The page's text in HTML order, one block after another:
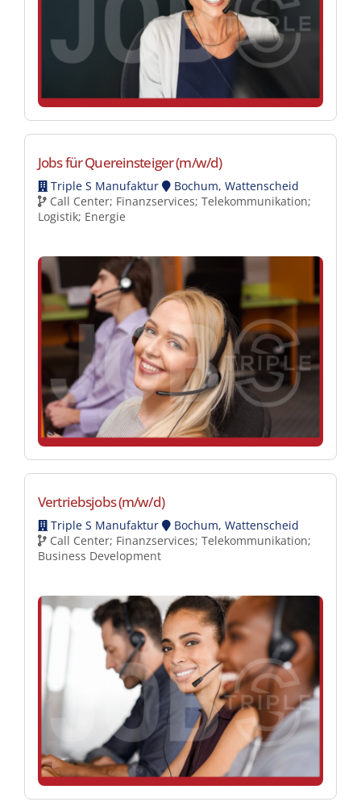
Jobs für Quereinsteiger (m/w/d)
Triple S Manufaktur
Bochum, Wattenscheid
Call Center; Finanzservices; Telekommunikation;
Logistik; Energie
Vertriebsjobs (m/w/d)
Triple S Manufaktur
Bochum, Wattenscheid
Call Center; Finanzservices; Telekommunikation;
Business Development